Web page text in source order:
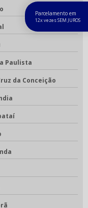
Paulista
da Conceição
Parcelamento em
12x vezes SEM JUROS